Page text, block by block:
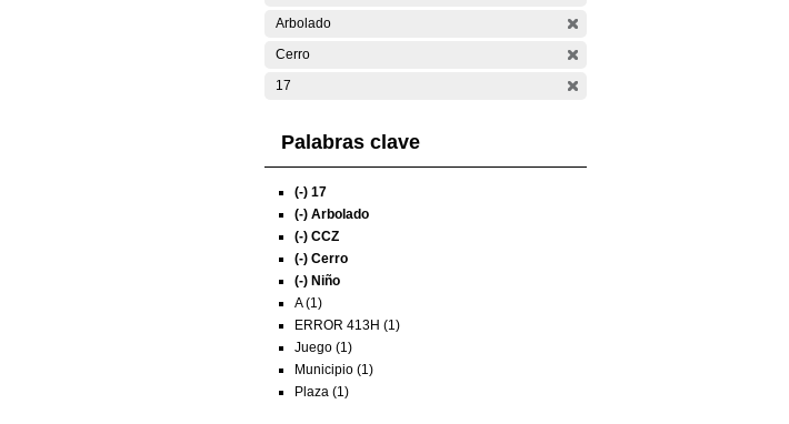
Arbolado
Cerro
17
Palabras clave
(-) 17
(-) Arbolado
(-) CCZ
(-) Cerro
(-) Niño
A (1)
ERROR 413H (1)
Juego (1)
Municipio (1)
Plaza (1)